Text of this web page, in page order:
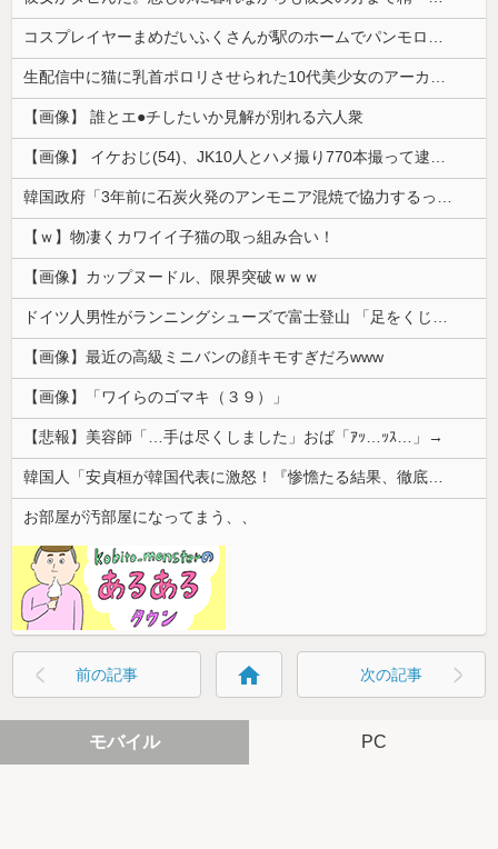
【画像】 誰とエ●チしたいか見解が別れる六人衆
【ｗ】物凄くカワイイ子猫の取っ組み合い！
【画像】カップヌードル、限界突破ｗｗｗ
【画像】最近の高級ミニバンの顔キモすぎだろwww
【画像】「ワイらのゴマキ（３９）」
【悲報】美容師「…手は尽くしました」おば「ｱｯ…ｯｽ…」→
お部屋が汚部屋になってまう、、
前の記事 home 次の記事
モバイル PC